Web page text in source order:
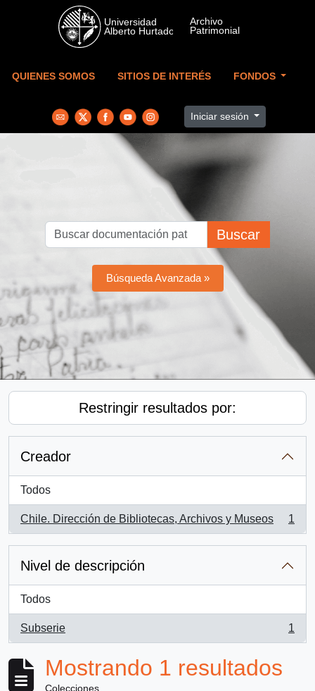
Skip to main content
QUIENES SOMOS SITIOS DE INTERÉS FONDOS
Iniciar sesión
Buscar
Búsqueda Avanzada »
Restringir resultados por:
Creador
Todos
Chile. Dirección de Bibliotecas, Archivos y Museos
, 1 resultados
1
Nivel de descripción
Todos
Subserie
, 1 resultados
1
Mostrando 1 resultados
Colecciones